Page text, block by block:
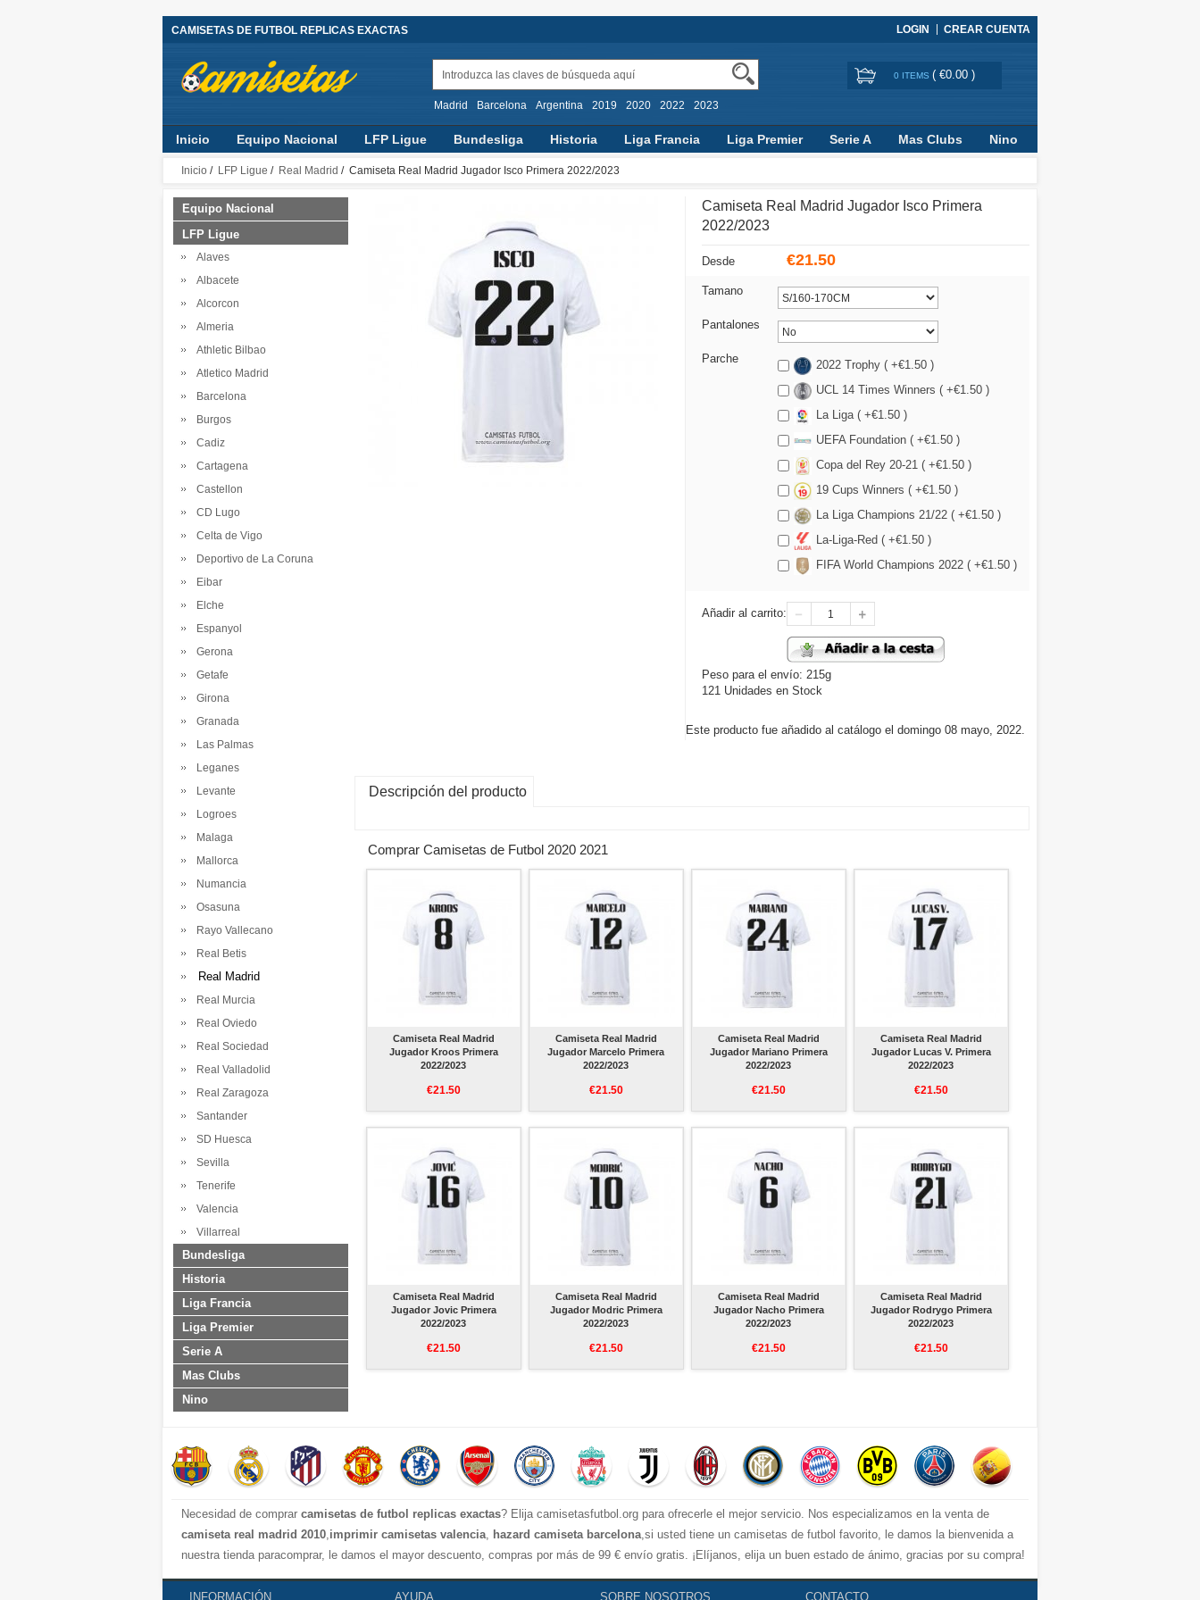
CAMISETAS DE FUTBOL REPLICAS EXACTAS LOGIN CREAR CUENTA
Madrid Barcelona Argentina 2019 2020 2022 2023
0 ITEMS ( €0.00 )
Inicio Equipo Nacional LFP Ligue Bundesliga Historia Liga Francia Liga Premier Serie A Mas Clubs Nino
Inicio / LFP Ligue / Real Madrid / Camiseta Real Madrid Jugador Isco Primera 2022/2023
Equipo Nacional
LFP Ligue
Alaves
Albacete
Alcorcon
Almeria
Athletic Bilbao
Atletico Madrid
Barcelona
Burgos
Cadiz
Cartagena
Castellon
CD Lugo
Celta de Vigo
Deportivo de La Coruna
Eibar
Elche
Espanyol
Gerona
Getafe
Girona
Granada
Las Palmas
Leganes
Levante
Logroes
Malaga
Mallorca
Numancia
Osasuna
Rayo Vallecano
Real Betis
Real Madrid
Real Murcia
Real Oviedo
Real Sociedad
Real Valladolid
Real Zaragoza
Santander
SD Huesca
Sevilla
Tenerife
Valencia
Villarreal
Bundesliga
Historia
Liga Francia
Liga Premier
Serie A
Mas Clubs
Nino
Camiseta Real Madrid Jugador Isco Primera
2022/2023
Desde €21.50
Tamano
Pantalones
Parche
2022 Trophy ( +€1.50 )
UCL 14 Times Winners ( +€1.50 )
La Liga ( +€1.50 )
UEFA Foundation ( +€1.50 )
Copa del Rey 20-21 ( +€1.50 )
19 Cups Winners ( +€1.50 )
La Liga Champions 21/22 ( +€1.50 )
La-Liga-Red ( +€1.50 )
FIFA World Champions 2022 ( +€1.50 )
Añadir al carrito:
Peso para el envío: 215g
121 Unidades en Stock
Este producto fue añadido al catálogo el domingo 08 mayo, 2022.
Descripción del producto
Comprar Camisetas de Futbol 2020 2021
Camiseta Real Madrid
Jugador Kroos Primera
2022/2023
€21.50
Camiseta Real Madrid
Jugador Marcelo Primera
2022/2023
€21.50
Camiseta Real Madrid
Jugador Mariano Primera
2022/2023
€21.50
Camiseta Real Madrid
Jugador Lucas V. Primera
2022/2023
€21.50
Camiseta Real Madrid
Jugador Jovic Primera
2022/2023
€21.50
Camiseta Real Madrid
Jugador Modric Primera
2022/2023
€21.50
Camiseta Real Madrid
Jugador Nacho Primera
2022/2023
€21.50
Camiseta Real Madrid
Jugador Rodrygo Primera
2022/2023
€21.50
Necesidad de comprar camisetas de futbol replicas exactas? Elija camisetasfutbol.org para ofrecerle el mejor servicio. Nos especializamos en la venta de
camiseta real madrid 2010,imprimir camisetas valencia, hazard camiseta barcelona,si usted tiene un camisetas de futbol favorito, le damos la bienvenida a
nuestra tienda paracomprar, le damos el mayor descuento, compras por más de 99 € envío gratis. ¡Elíjanos, elija un buen estado de ánimo, gracias por su compra!
INFORMACIÓN AYUDA SOBRE NOSOTROS CONTACTO